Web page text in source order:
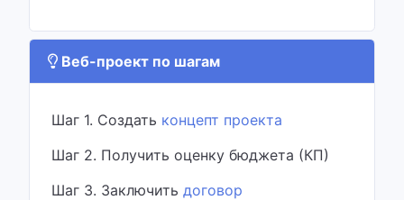
Веб-проект по шагам
Шаг 1. Создать концепт проекта
Шаг 2. Получить оценку бюджета (КП)
Шаг 3. Заключить договор